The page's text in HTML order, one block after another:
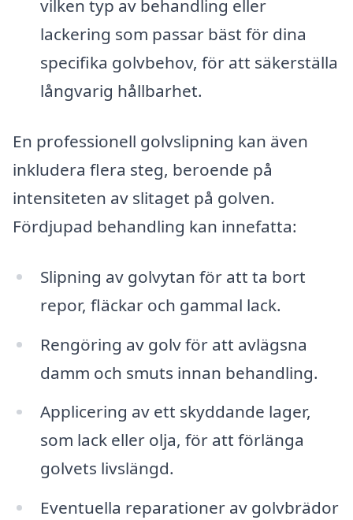
vilken typ av behandling eller
lackering som passar bäst för dina
specifika golvbehov, för att säkerställa
långvarig hållbarhet.
En professionell golvslipning kan även
inkludera flera steg, beroende på
intensiteten av slitaget på golven.
Fördjupad behandling kan innefatta:
Slipning av golvytan för att ta bort
repor, fläckar och gammal lack.
Rengöring av golv för att avlägsna
damm och smuts innan behandling.
Applicering av ett skyddande lager,
som lack eller olja, för att förlänga
golvets livslängd.
Eventuella reparationer av golvbrädor